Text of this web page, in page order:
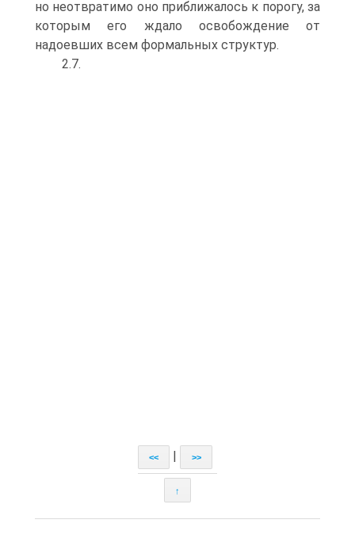
но неотвратимо оно приближалось к порогу, за
которым его ждало освобождение от
надоевших всем формальных структур.
2.7.
<< >>
↑